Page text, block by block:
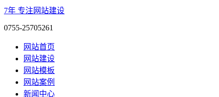
7年 专注网站建设
0755-25705261
网站首页
网站建设
网站模板
网站案例
新闻中心